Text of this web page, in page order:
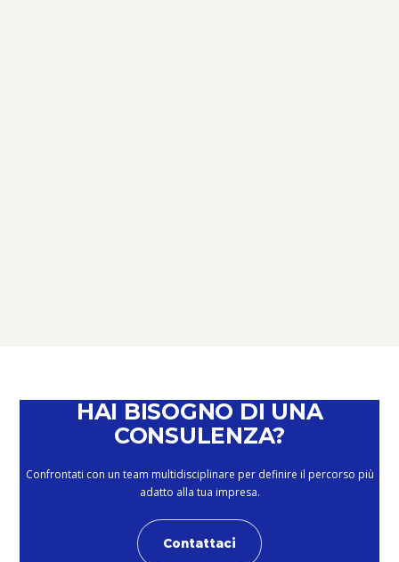
HAI BISOGNO DI UNA
CONSULENZA?
Confrontati con un team multidisciplinare per definire il percorso più
adatto alla tua impresa.
Contattaci